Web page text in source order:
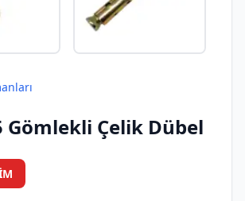
Gömlekli Çelik Dübel